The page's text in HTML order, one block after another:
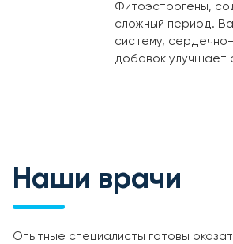
Фитоэстрогены,
сложный период.
систему,
добавок улучшает
Наши врачи
Опытные специалисты готовы